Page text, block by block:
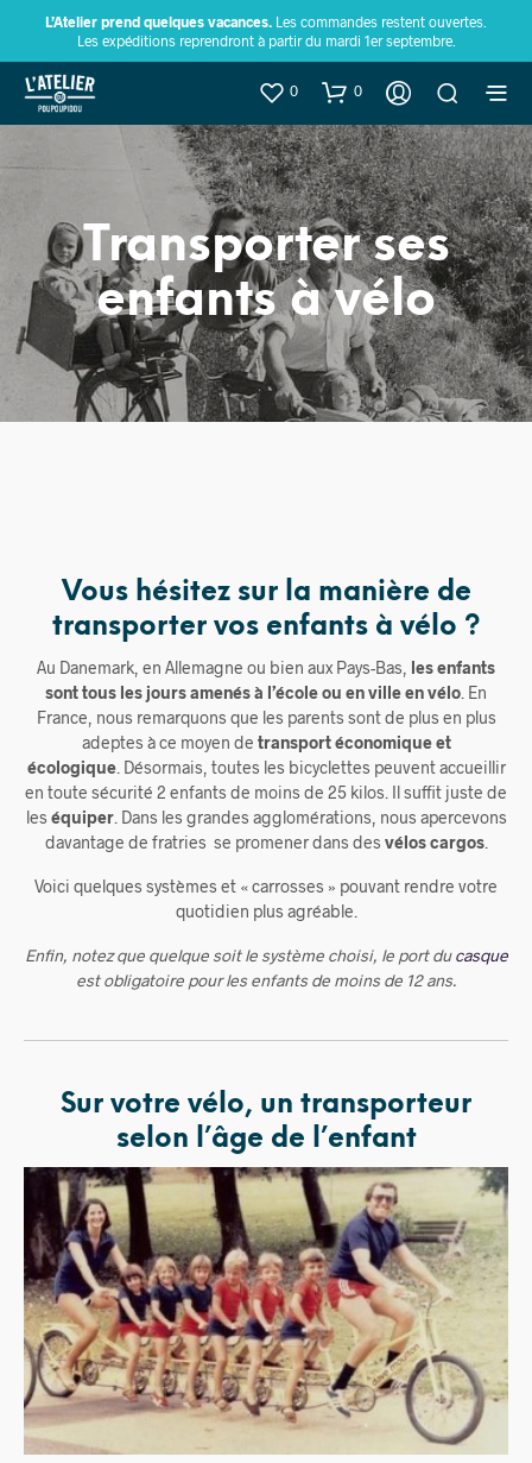
L’Atelier prend quelques vacances. Les commandes restent ouvertes.
Les expéditions reprendront à partir du mardi 1er septembre.
0 0
Transporter ses
enfants à vélo
Vous hésitez sur la manière de
transporter vos enfants à vélo ?
Au Danemark, en Allemagne ou bien aux Pays-Bas, les enfants
sont tous les jours amenés à l’école ou en ville en vélo En
France, nous remarquons que les parents sont de plus en plus
adeptes à ce moyen de transport économique et
écologique. Désormais, toutes les bicyclettes peuvent accueillir
en toute sécurité 2 enfants de moins de 25 kilos. Il suffit juste de
les équiper. Dans les grandes agglomérations, nous apercevons
davantage de fratries se promener dans des vélos cargos.
Voici quelques systèmes et « carrosses » pouvant rendre votre
quotidien plus agréable.
Enfin, notez que quelque soit le système choisi, le port ducasque
est obligatoire pour les enfants de moins de 12 ans.
Sur votre vélo, un transporteur
selon l’âge de l’enfant